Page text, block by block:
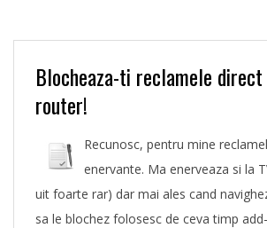
Blocheaza-ti reclamele direct
router!
Recunosc, pentru mine
enervante. Ma enerveaza si la
uit foarte rar) dar mai ales cand
sa le blochez folosesc de ceva timp